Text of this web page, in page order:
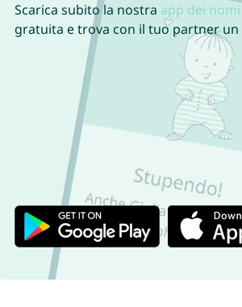
Scarica subito la nostra app dei
gratuita e trova con il tuo partner un